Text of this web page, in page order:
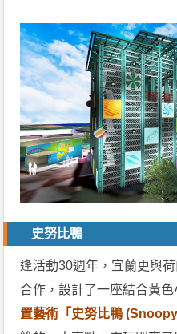
史努比鴨
逢活動30週年，宜蘭更與
合作，設計了一座結合黃
置藝術「史努比鴨